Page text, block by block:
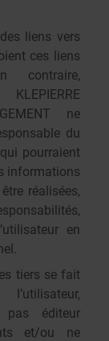
liens vers
ces liens
contraire,
ne
du
pourraient
informations
réalisées,
en
tiers se fait
pas éditeur
et/ou ne